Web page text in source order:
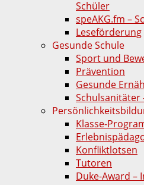
Schüler
speAKG.fm –
Leseförderung
Gesunde Schule
Sport und
Prävention
Gesunde
Schulsanitäter
Klasse-
Konfliktlotsen
Tutoren
Duke-Award –